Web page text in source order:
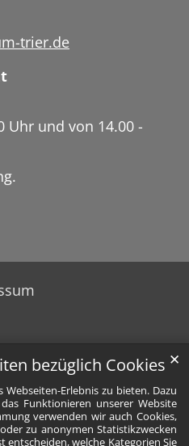
bezüglich Cookies
Erlebnis zu bieten. Dazu
Funktionieren unserer Website
verwenden wir auch Cookies,
zu anonymen Statistikzwecken
entscheiden, welche Kategorien Sie
✕
trier.de
Uhr und von 14.00 -